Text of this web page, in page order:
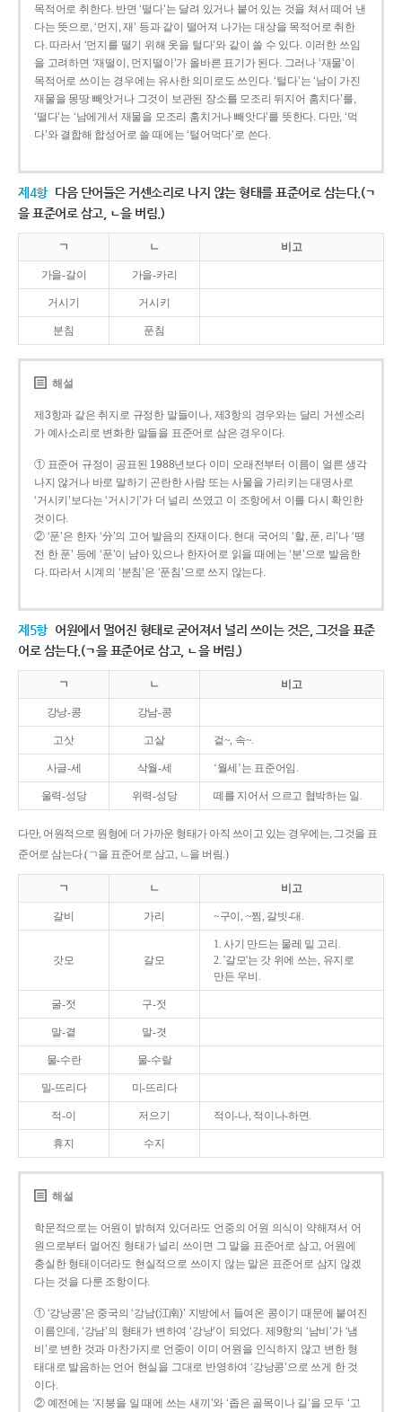
목적어로 취한다. 반면 ‘떨다’는 달려 있거나 붙어 있는 것을 쳐서 떼어 낸
다는 뜻으로, ‘먼지, 재’ 등과 같이 떨어져 나가는 대상을 목적어로 취한
다. 따라서 ‘먼지를 떨기 위해 옷을 털다’와 같이 쓸 수 있다. 이러한 쓰임
을 고려하면 ‘재떨이, 먼지떨이’가 올바른 표기가 된다. 그러나 ‘재물’이
목적어로 쓰이는 경우에는 유사한 의미로도 쓰인다. ‘털다’는 ‘남이 가진
재물을 몽땅 빼앗거나 그것이 보관된 장소를 모조리 뒤지어 훔치다’를,
‘떨다’는 ‘남에게서 재물을 모조리 훔치거나 빼앗다’를 뜻한다. 다만, ‘먹
다’와 결합해 합성어로 쓸 때에는 ‘털어먹다’로 쓴다.
제4항 다음 단어들은 거센소리로 나지 않는 형태를 표준어로 삼는다.(ㄱ
을 표준어로 삼고, ㄴ을 버림.)
ㄱ ㄴ 비고
가을-갈이 가을-카리
거시기 거시키
분침 푼침
해설
제3항과 같은 취지로 규정한 말들이나, 제3항의 경우와는 달리 거센소리
가 예사소리로 변화한 말들을 표준어로 삼은 경우이다.
① 표준어 규정이 공표된 1988년보다 이미 오래전부터 이름이 얼른 생각
나지 않거나 바로 말하기 곤란한 사람 또는 사물을 가리키는 대명사로
‘거시키’보다는 ‘거시기’가 더 널리 쓰였고 이 조항에서 이를 다시 확인한
것이다.
② ‘푼’은 한자 ‘分’의 고어 발음의 잔재이다. 현대 국어의 ‘할, 푼, 리’나 ‘땡
전 한 푼’ 등에 ‘푼’이 남아 있으나 한자어로 읽을 때에는 ‘분’으로 발음한
다. 따라서 시계의 ‘분침’은 ‘푼침’으로 쓰지 않는다.
제5항 어원에서 멀어진 형태로 굳어져서 널리 쓰이는 것은, 그것을 표준
어로 삼는다.(ㄱ을 표준어로 삼고, ㄴ을 버림.)
ㄱ ㄴ 비고
강낭-콩 강남-콩
고삿 고샅 겉~, 속~.
사글-세 삭월-세 ‘월세’는 표준어임.
울력-성당 위력-성당 떼를 지어서 으르고 협박하는 일.
다만, 어원적으로 원형에 더 가까운 형태가 아직 쓰이고 있는 경우에는, 그것을 표
준어로 삼는다.(ㄱ을 표준어로 삼고, ㄴ을 버림.)
ㄱ ㄴ 비고
갈비 가리 ~구이, ~찜, 갈빗-대.
갓모 갈모
1. 사기 만드는 물레 밑 고리.
2. '갈모'는 갓 위에 쓰는, 유지로
만든 우비.
굴-젓 구-젓
말-곁 말-겻
물-수란 물-수랄
밀-뜨리다 미-뜨리다
적-이 저으기 적이-나, 적이나-하면.
휴지 수지
해설
학문적으로는 어원이 밝혀져 있더라도 언중의 어원 의식이 약해져서 어
원으로부터 멀어진 형태가 널리 쓰이면 그 말을 표준어로 삼고, 어원에
충실한 형태이더라도 현실적으로 쓰이지 않는 말은 표준어로 삼지 않겠
다는 것을 다룬 조항이다.
① ‘강낭콩’은 중국의 ‘강남(江南)’ 지방에서 들여온 콩이기 때문에 붙여진
이름인데, ‘강남’의 형태가 변하여 ‘강낭’이 되었다. 제9항의 ‘남비’가 ‘냄
비’로 변한 것과 마찬가지로 언중이 이미 어원을 인식하지 않고 변한 형
태대로 발음하는 언어 현실을 그대로 반영하여 ‘강낭콩’으로 쓰게 한 것
이다.
② 예전에는 ‘지붕을 일 때에 쓰는 새끼’와 ‘좁은 골목이나 길’을 모두 ‘고